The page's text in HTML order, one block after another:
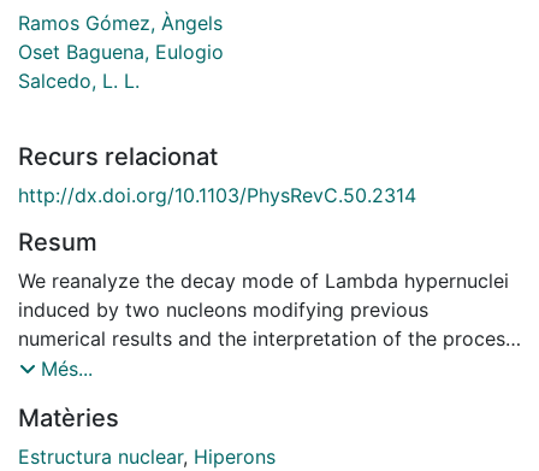
Ramos Gómez, Àngels
Oset Baguena, Eulogio
Salcedo, L. L.
Recurs relacionat
http://dx.doi.org/10.1103/PhysRevC.50.2314
Resum
We reanalyze the decay mode of Lambda hypernuclei
induced by two nucleons modifying previous
numerical results and the interpretation of the process.
The repercussions of this channel in the ratio of
detail in connection with the present experimental
data. This leads to ratios that are in greater
Més...
Matèries
Estructura nuclear, Hiperons